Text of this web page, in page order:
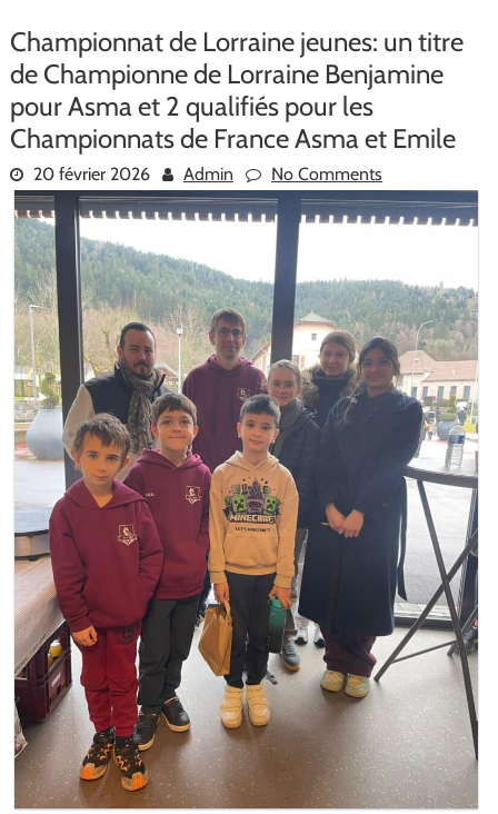
Championnat de Lorraine jeunes: un titre
de Championne de Lorraine Benjamine
pour Asma et 2 qualifiés pour les
Championnats de France Asma et Emile
20 février 2026 Admin No Comments